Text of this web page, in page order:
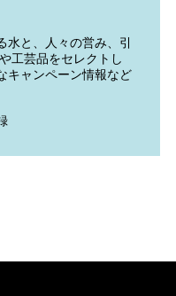
と、人々の営み、引
工芸品をセレクトし
キャンペーン情報など